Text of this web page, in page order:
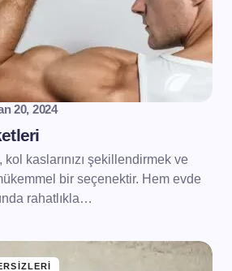
20, 2024
kaslarınızı şekillendirmek ve
bir seçenektir. Hem evde
rahatlıkla…